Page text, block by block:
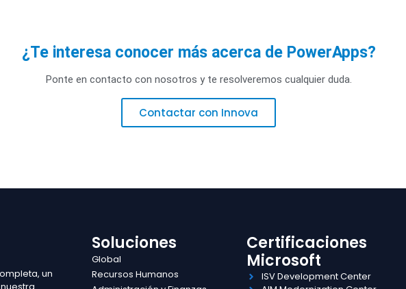
¿Te interesa conocer más acerca de PowerApps?
Ponte en contacto con nosotros y te resolveremos cualquier duda.
Contactar con Innova
un
Soluciones
Global
Recursos Humanos
Certificaciones
Microsoft
ISV Development Center